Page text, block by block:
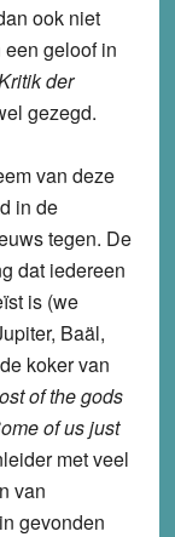
ook niet
geloof in
der
gezegd.
van deze
in de
tegen. De
dat iedereen
is (we
Baäl,
koker van
of the gods
of us just
met veel
van
gevonden